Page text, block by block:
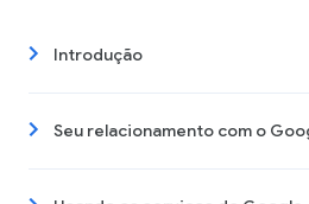
Introdução
Seu relacionamento com o